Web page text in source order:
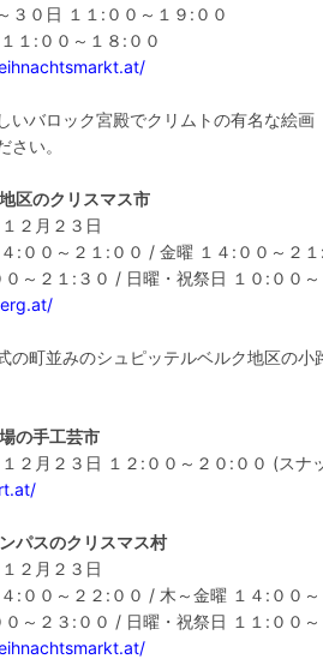
日 １１:００～１９:００
００～１８:００
バロック宮殿でクリムトの有名な絵
さい。
区のクリスマス市
２月２３日
２１:００ / 金曜 １４:００～２１
:３０ / 日曜・祝祭日 １０:００～
町並みのシュピッテルベルク地区の
の手工芸市
２月２３日 １２:００～２０:００ (スナ
パスのクリスマス村
２月２３日
２２:００ / 木～金曜 １４:００～
:００ / 日曜・祝祭日 １１:００～